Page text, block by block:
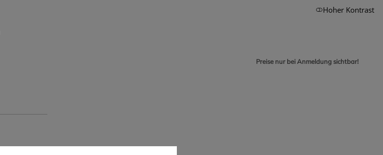
Preise nur bei Anmeldung sichtbar!
Hoher Kontrast